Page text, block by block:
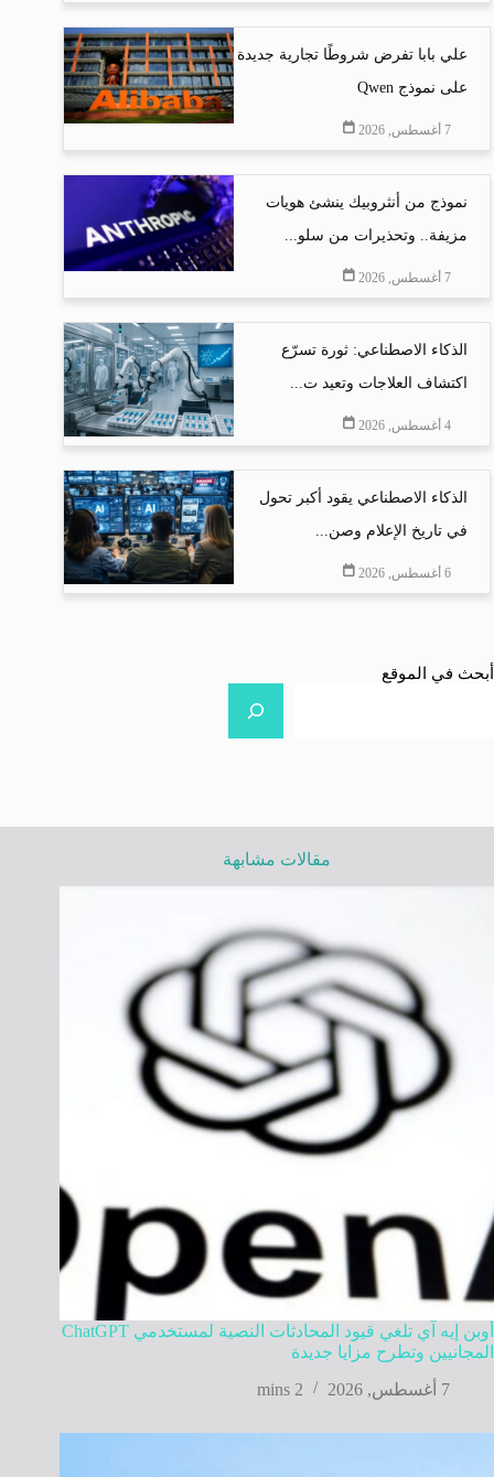
علي بابا تفرض شروطًا تجارية جديدة
على نموذج Qwen
7 أغسطس, 2026
نموذج من أنثروبيك ينشئ هويات
مزيفة.. وتحذيرات من سلو...
7 أغسطس, 2026
الذكاء الاصطناعي: ثورة تسرّع
اكتشاف العلاجات وتعيد ت...
4 أغسطس, 2026
الذكاء الاصطناعي يقود أكبر تحول
في تاريخ الإعلام وصن...
6 أغسطس, 2026
أبحث في الموقع
مقالات مشابهة
أوبن إيه آي تلغي قيود المحادثات النصية لمستخدمي ChatGPT
المجانيين وتطرح مزايا جديدة
7 أغسطس, 2026
2 mins